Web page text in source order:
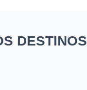
DESTINOS